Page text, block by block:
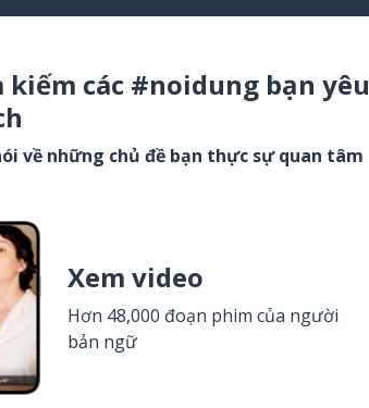
kiếm các #noidung bạn yêu
về những chủ đề bạn thực sự quan tâm
Xem video
Hơn 48,000 đoạn phim của người
bản ngữ